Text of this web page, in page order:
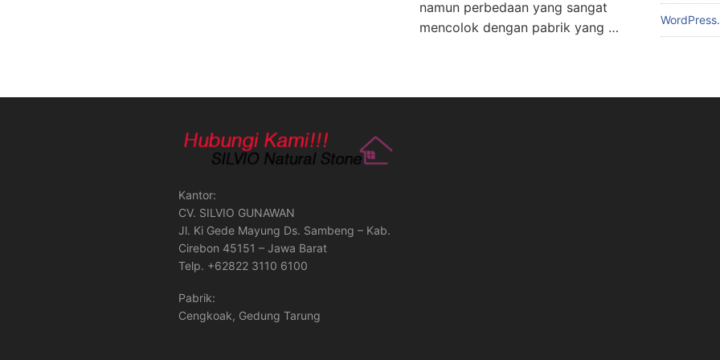
namun perbedaan yang sangat
mencolok dengan pabrik yang …
Kantor:
CV. SILVIO GUNAWAN
Jl. Ki Gede Mayung Ds. Sambeng – Kab.
Cirebon 45151 – Jawa Barat
Telp. +62822 3110 6100
Pabrik:
Cengkoak, Gedung Tarung